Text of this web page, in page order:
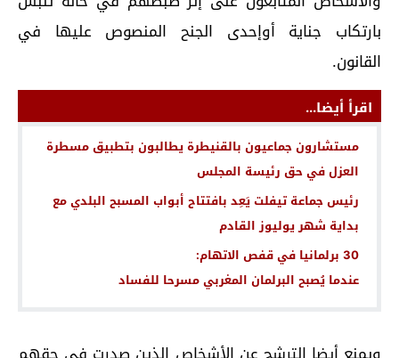
بارتكاب جناية أوإحدى الجنح المنصوص عليها في
القانون.
اقرأ أيضا...
مستشارون جماعيون بالقنيطرة يطالبون بتطبيق مسطرة
العزل في حق رئيسة المجلس
رئيس جماعة تيفلت يَعِد بافتتاح أبواب المسبح البلدي مع
بداية شهر يوليوز القادم
30 برلمانيا في قفص الاتهام:
عندما يُصبح البرلمان المغربي مسرحا للفساد